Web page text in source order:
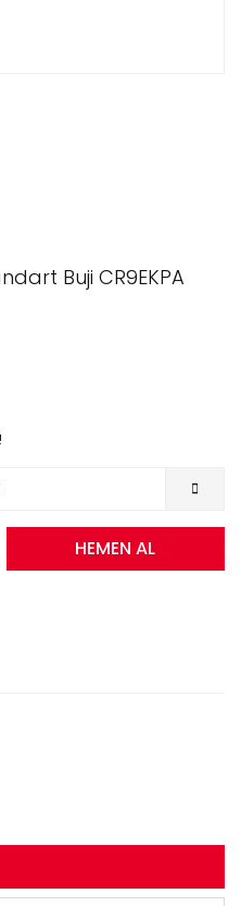
Buji CR9EKPA
HEMEN AL